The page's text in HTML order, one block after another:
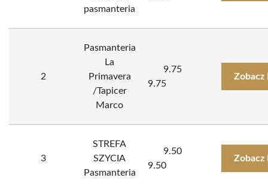
pasmanteria
2
Pasmanteria
La
Primavera
/Tapicer
Marco
9.75
9.75
Zobacz
3
STREFA
SZYCIA
Pasmanteria
9.50
9.50
Zobacz